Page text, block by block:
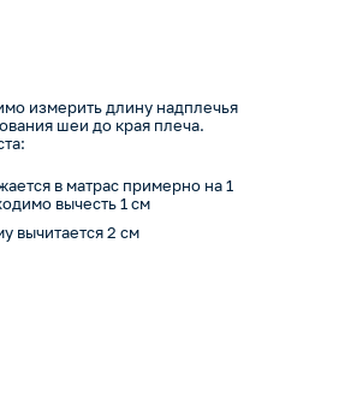
измерить длину надплечья
шеи до края плеча.
в матрас примерно на 1
вычесть 1 см
вычитается 2 см